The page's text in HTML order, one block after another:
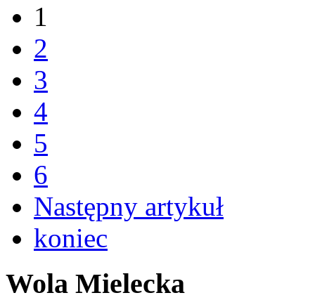
1
2
3
4
5
6
Następny artykuł
koniec
Wola Mielecka